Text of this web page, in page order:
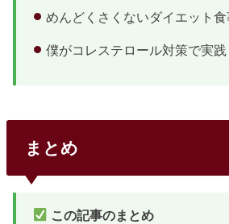
めんどくさくないダイエット
僕がコレステロール対策で実
まとめ
この記事のまとめ